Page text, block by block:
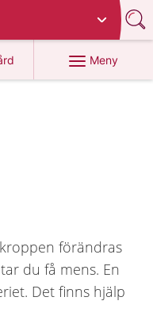
Meny
förändras
du få mens. En
Det finns hjälp